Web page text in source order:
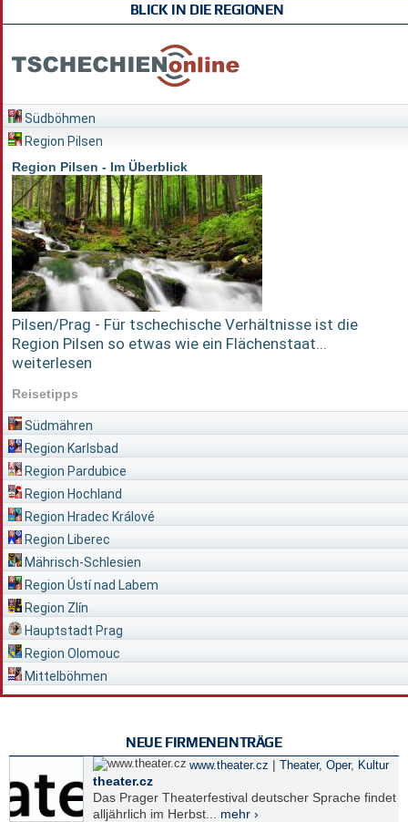
BLICK IN DIE REGIONEN
Südböhmen
Region Pilsen
Region Pilsen - Im Überblick
Pilsen/Prag - Für tschechische Verhältnisse ist die
Region Pilsen so etwas wie ein Flächenstaat...
weiterlesen
Reisetipps
Südmähren
Region Karlsbad
Region Pardubice
Region Hochland
Region Hradec Králové
Region Liberec
Mährisch-Schlesien
Region Ústí nad Labem
Region Zlín
Hauptstadt Prag
Region Olomouc
Mittelböhmen
NEUE FIRMENEINTRÄGE
www.theater.cz | Theater, Oper, Kultur
theater.cz
Das Prager Theaterfestival deutscher Sprache findet
alljährlich im Herbst... mehr ›